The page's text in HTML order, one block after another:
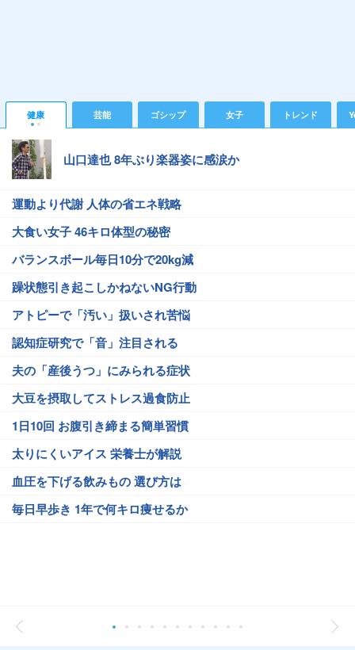
健康 芸能 ゴシップ 女子 トレンド
山口達也 8年ぶり楽器姿に感涙か
運動より代謝 人体の省エネ戦略
大食い女子 46キロ体型の秘密
バランスボール毎日10分で20kg減
躁状態引き起こしかねないNG行動
アトピーで「汚い」扱いされ苦悩
認知症研究で「音」注目される
夫の「産後うつ」にみられる症状
大豆を摂取してストレス過食防止
1日10回 お腹引き締まる簡単習慣
太りにくいアイス 栄養士が解説
血圧を下げる飲みもの 選び方は
毎日早歩き 1年で何キロ痩せるか